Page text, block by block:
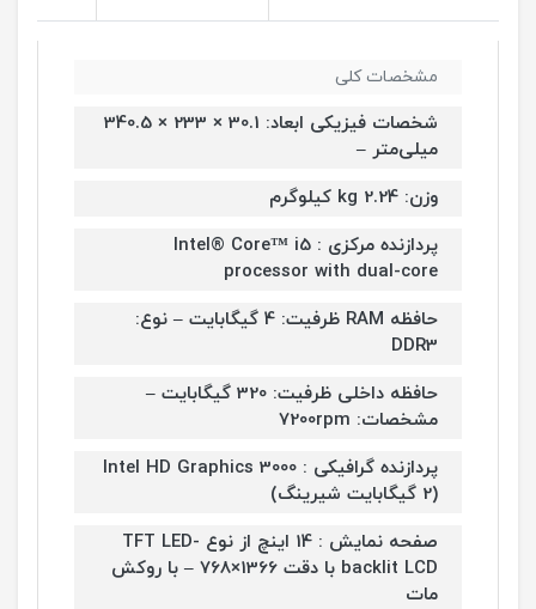
مشخصات کلی
شخصات فیزیکی ابعاد: 30.1 × 233 × 340.5
میلی‌متر –
وزن: 2.24 kg کیلوگرم
پردازنده مرکزی : Intel® Core™ i5
processor with dual-core
حافظه RAM ظرفیت: 4 گیگابایت – نوع:
DDR3
حافظه داخلی ظرفیت: 320 گیگابایت –
مشخصات: 7200rpm
پردازنده گرافیکی : Intel HD Graphics 3000
(2 گیگابایت شیرینگ)
صفحه نمایش : 14 اینچ از نوع TFT LED-
backlit LCD با دقت 1366×768 – با روکش
مات